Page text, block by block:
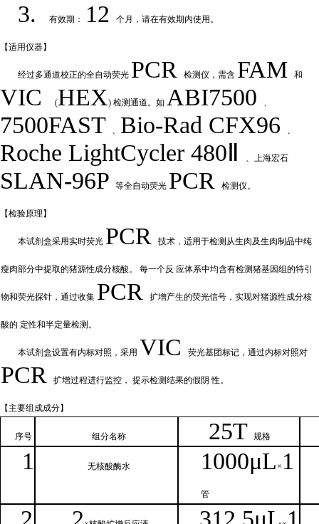
3. 有效期： 12 个月，请在有效期内使用 。
【适用仪器】
经过多通道校正的全自动荧光 PCR 检测仪，需含 FAM 和
VIC(HEX) 检测通道。如ABI7500 、
7500FAST 、 Bio-Rad CFX96 、
Roche LightCycler 480Ⅱ 、上海宏石
SLAN-96P等全自动荧光 PCR检测仪。
【检验原理】
本试剂盒采用实时荧光 PCR 技术，适用于检测从生肉及生肉制品中纯
瘦肉部分中提取的猪源性成分核酸。 每一个反 应体系中均含有检测猪基因组的特引
物和荧光探针，通过收集 PCR 扩增产生的荧光信号，实现对猪源性成分核
酸的 定性和半定量检测。
本试剂盒设置有内标对照，采用 VIC 荧光基团标记，通过内标对照对
PCR 扩增过程进行监控， 提示检测结果的假阴 性。
【主要组 成成分】
序号 组分名称 25T 规格
1 无核酸酶水 1000μL × 1
管